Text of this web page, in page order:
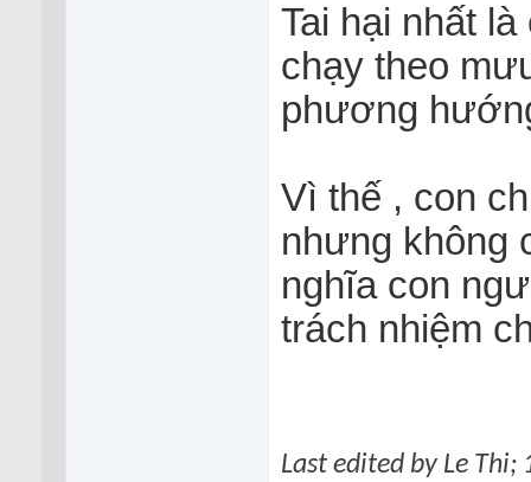
Tai hại nhất
chạy theo
phương
Vì thế , con
nhưng không
nghĩa con
trách nhiệm
Last edited by Le